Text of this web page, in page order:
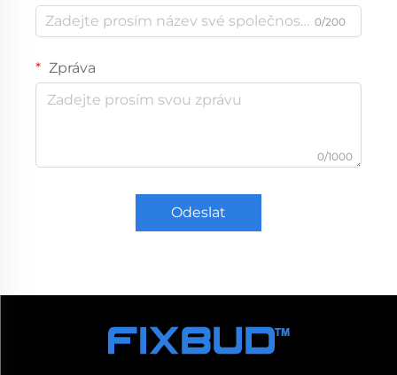
0/200
Zpráva
0/1000
Odeslat